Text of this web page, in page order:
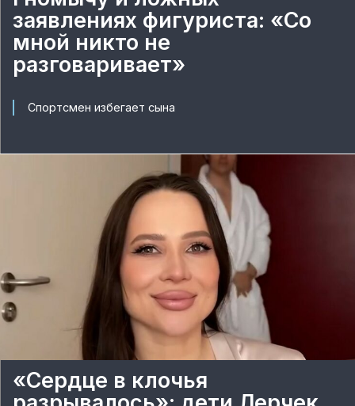
заявлениях фигуриста: «Со
мной никто не
разговаривает»
Спортсмен избегает сына
«Сердце в клочья